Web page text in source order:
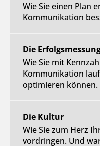
Wie Sie einen Plan
Kommunikation
Die
Wie Sie mit
Kommunikation
optimieren können.
Die Kultur
Wie Sie zum Herz
vordringen. Und